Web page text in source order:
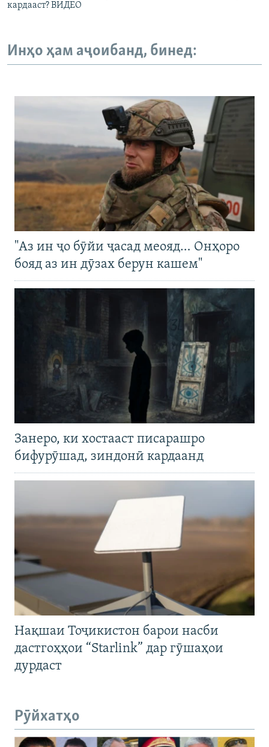
кардааст? ВИДЕО
Инҳо ҳам аҷоибанд, бинед:
"Аз ин ҷо бӯйи ҷасад меояд… Онҳоро
бояд аз ин дӯзах берун кашем"
Занеро, ки хостааст писарашро
бифурӯшад, зиндонӣ кардаанд
Нақшаи Тоҷикистон барои насби
дастгоҳҳои “Starlink” дар гӯшаҳои
дурдаст
Рӯйхатҳо